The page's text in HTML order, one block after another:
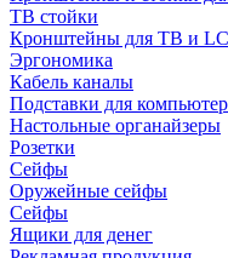
ТВ стойки
Кронштейны для ТВ и
Эргономика
Кабель каналы
Подставки для
Настольные органайзеры
Розетки
Сейфы
Оружейные сейфы
Сейфы
Ящики для денег